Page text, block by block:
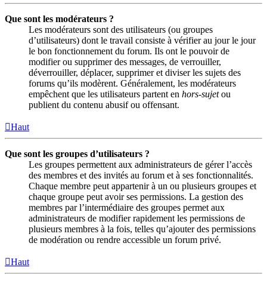
Que sont les modérateurs ?
Les modérateurs sont des utilisateurs (ou groupes
d’utilisateurs) dont le travail consiste à vérifier au jour le jour
le bon fonctionnement du forum. Ils ont le pouvoir de
modifier ou supprimer des messages, de verrouiller,
déverrouiller, déplacer, supprimer et diviser les sujets des
forums qu’ils modèrent. Généralement, les modérateurs
empêchent que les utilisateurs partent en hors-sujetou
publient du contenu abusif ou offensant.
Haut
Que sont les groupes d’utilisateurs ?
Les groupes permettent aux administrateurs de gérer l’accès
des membres et des invités au forum et à ses fonctionnalités.
Chaque membre peut appartenir à un ou plusieurs groupes et
chaque groupe peut avoir ses permissions. La gestion des
membres par l’intermédiaire des groupes permet aux
administrateurs de modifier rapidement les permissions de
plusieurs membres à la fois, telles qu’ajouter des permissions
de modération ou rendre accessible un forum privé.
Haut